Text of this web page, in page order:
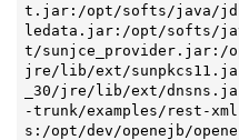
t.jar:/opt/softs/java/
ledata.jar:/opt/softs/
t/sunjce_provider.jar:/
jre/lib/ext/
_30/jre/lib/ext/
-trunk/examples/rest-
s:/opt/dev/openejb/